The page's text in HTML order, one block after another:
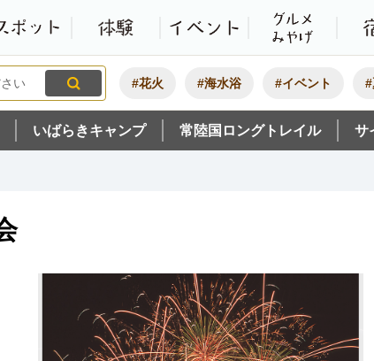
観光いばらき公式ホームペ
特集・オススメ
モデルコーススポット 体験
#花火 #海水浴 #イベント
いばらきキャンプ 常陸国ロングトレイル サ